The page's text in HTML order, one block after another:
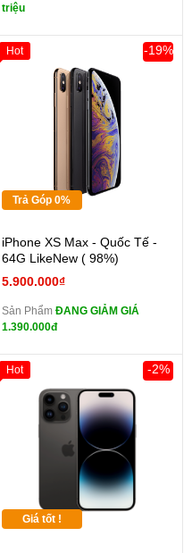
triệu
Trả Góp 0%
iPhone XS Max - Quốc Tế -
64G LikeNew ( 98%)
5.900.000₫
-19%
Sản Phẩm ĐANG GIẢM GIÁ
1.390.000đ
Hot
Giá tốt !
-2%
Hot